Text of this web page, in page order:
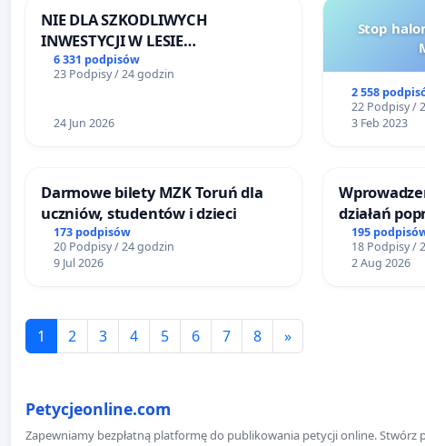
NIE DLA SZKODLIWYCH
INWESTYCJI W LESIE
ŁAGIEWNICKIM I ARTURÓWKU
6 331 podpisów
23 Podpisy / 24 godzin
24 Jun 2026
Stop
2 558
22 Podpisy /
3 Feb 2023
Darmowe bilety MZK Toruń dla
uczniów, studentów i dzieci
173 podpisów
20 Podpisy / 24 godzin
9 Jul 2026
działań
195
18 Podpisy /
2 Aug 2026
1 2 3 4 5 6 7 8 »
Petycjeonline.com
Zapewniamy bezpłatną platformę do publikowania petycji online. Stwórz